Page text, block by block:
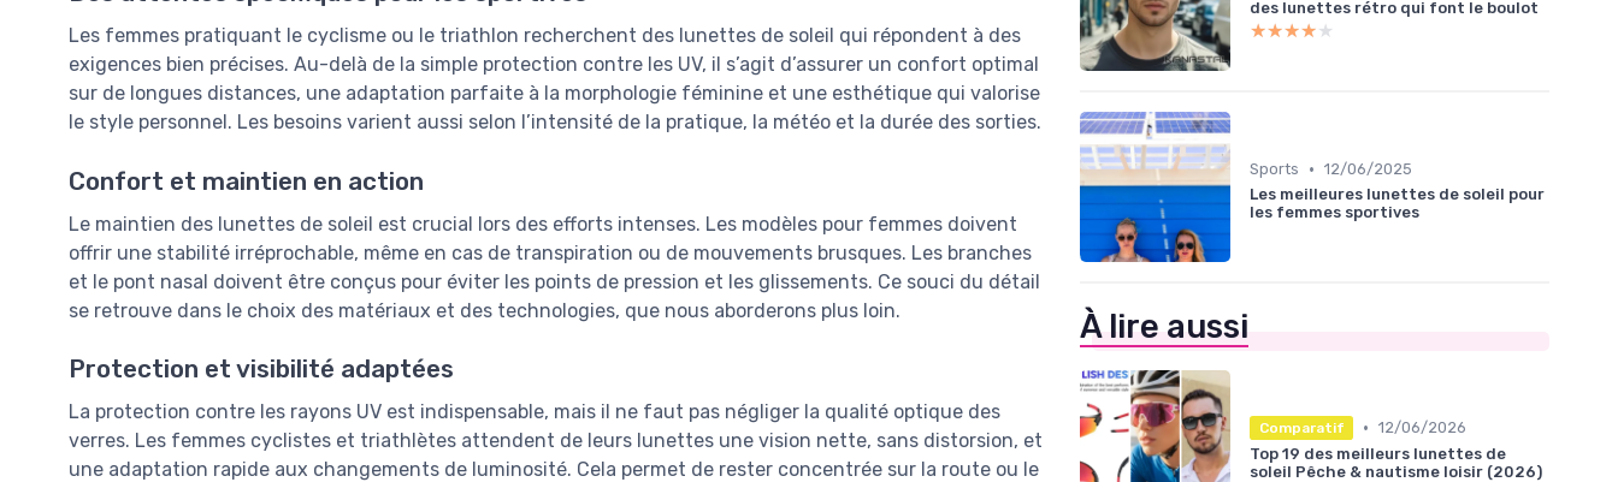
Les femmes pratiquant le cyclisme ou le triathlon recherchent des lunettes de soleil qui répondent à des
exigences bien précises. Au-delà de la simple protection contre les UV, il s’agit d’assurer un confort optimal
sur de longues distances, une adaptation parfaite à la morphologie féminine et une esthétique qui valorise
le style personnel. Les besoins varient aussi selon l’intensité de la pratique, la météo et la durée des sorties.
Confort et maintien en action
Le maintien des lunettes de soleil est crucial lors des efforts intenses. Les modèles pour femmes doivent
offrir une stabilité irréprochable, même en cas de transpiration ou de mouvements brusques. Les branches
et le pont nasal doivent être conçus pour éviter les points de pression et les glissements. Ce souci du détail
se retrouve dans le choix des matériaux et des technologies, que nous aborderons plus loin.
Protection et visibilité adaptées
La protection contre les rayons UV est indispensable, mais il ne faut pas négliger la qualité optique des
verres. Les femmes cyclistes et triathlètes attendent de leurs lunettes une vision nette, sans distorsion, et
une adaptation rapide aux changements de luminosité. Cela permet de rester concentrée sur la route ou le
des lunettes rétro qui font le boulot
★★★★★
★★★★★
Sports • 12/06/2025
Les meilleures lunettes de soleil pour
les femmes sportives
À lire aussi
Comparatif • 12/06/2026
Top 19 des meilleurs lunettes de
soleil Pêche & nautisme loisir (2026)